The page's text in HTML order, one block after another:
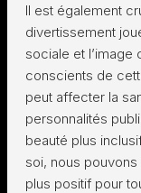
Il est également
divertissement
sociale et
conscients de
peut affecter la
personnalités
beauté plus
soi, nous
plus positif pour